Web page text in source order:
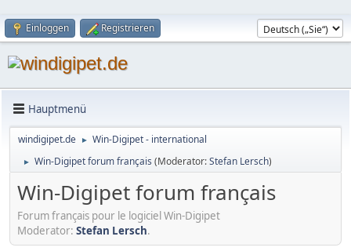
Einloggen Registrieren
Hauptmenü
windigipet.de ► Win-Digipet - international
► Win-Digipet forum français (Moderator:Stefan Lersch)
Win-Digipet forum français
Forum français pour le logiciel Win-Digipet
Moderator: Stefan Lersch.